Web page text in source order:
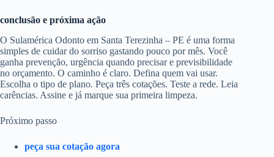
conclusão e próxima ação
O Sulamérica Odonto em Santa Terezinha – PE é uma forma
simples de cuidar do sorriso gastando pouco por mês. Você
ganha prevenção, urgência quando precisar e previsibilidade
no orçamento. O caminho é claro. Defina quem vai usar.
Escolha o tipo de plano. Peça três cotações. Teste a rede. Leia
carências. Assine e já marque sua primeira limpeza.
Próximo passo
peça sua cotação agora